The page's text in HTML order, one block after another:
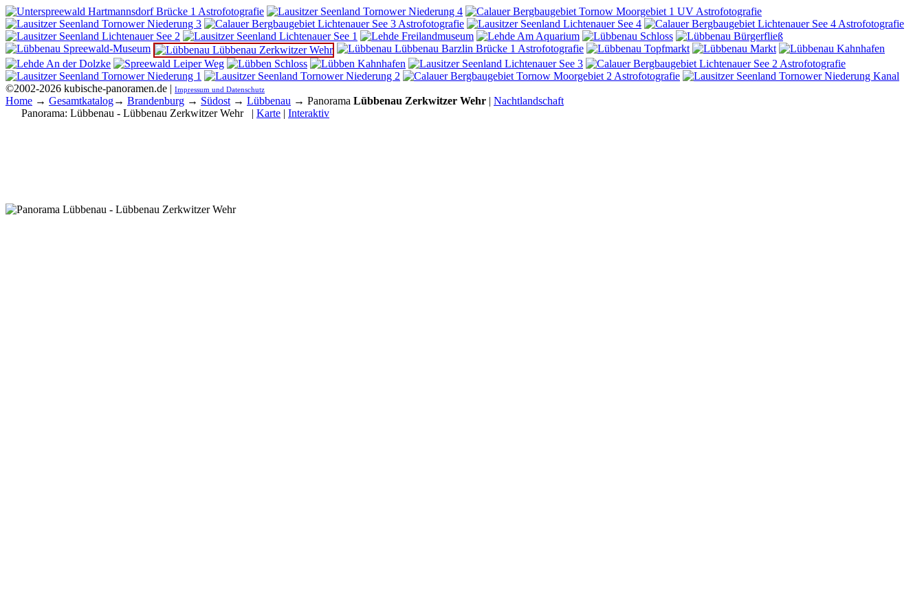
©2002-2026 kubische-panoramen.de | Impressum und Datenschutz
Home → Gesamtkatalog→ Brandenburg → Südost → Lübbenau → Panorama Lübbenau Zerkwitzer Wehr | Nachtlandschaft
Panorama: Lübbenau - Lübbenau Zerkwitzer Wehr | Karte | Interaktiv